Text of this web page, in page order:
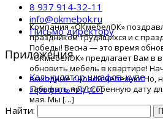
Компания «ОКмебелОК»
праздником трудящихся и с
Победы! Весна — это время
«ОКмебелОК» предлагает Вам в
обновить мебель в квартире!
выходные с новой мебелью! Но,
забывать про особенную дату
мая. Мы […]
8 937 914-32-11
info@okmebok.ru
Письмо директору
Приложения
Калькулятор шкафов-купе
Профиль+ЛДСП
Найти: